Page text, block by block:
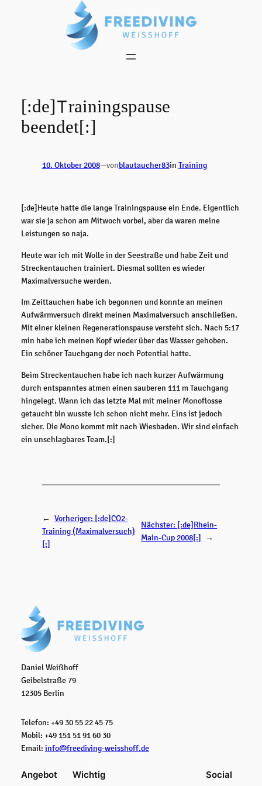
[:de]Trainingspause
beendet[:]
10. Oktober 2008—vonblautaucher83in Training
[:de]Heute hatte die lange Trainingspause ein Ende. Eigentlich
war sie ja schon am Mitwoch vorbei, aber da waren meine
Leistungen so naja.
Heute war ich mit Wolle in der Seestraße und habe Zeit und
Streckentauchen trainiert. Diesmal sollten es wieder
Maximalversuche werden.
Im Zeittauchen habe ich begonnen und konnte an meinen
Aufwärmversuch direkt meinen Maximalversuch anschließen.
Mit einer kleinen Regenerationspause versteht sich. Nach 5:17
min habe ich meinen Kopf wieder über das Wasser gehoben.
Ein schöner Tauchgang der noch Potential hatte.
Beim Streckentauchen habe ich nach kurzer Aufwärmung
durch entspanntes atmen einen sauberen 111 m Tauchgang
hingelegt. Wann ich das letzte Mal mit meiner Monoflosse
getaucht bin wusste ich schon nicht mehr. Eins ist jedoch
sicher. Die Mono kommt mit nach Wiesbaden. Wir sind einfach
ein unschlagbares Team.[:]
← Vorheriger: [:de]CO2-
Training (Maximalversuch)
[:]
Nächster: [:de]Rhein-
Main-Cup 2008[:] →
Daniel Weißhoff
Geibelstraße 79
12305 Berlin
Telefon: +49 30 55 22 45 75
Mobil: +49 151 51 91 60 30
Email: info@freediving-weisshoff.de
Angebot Wichtig Social